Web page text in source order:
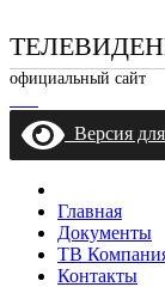
официальный сайт
Версия
Главная
Документы
ТВ
Контакты